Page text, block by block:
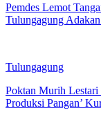
Pemdes Lemot
Tulungagung
Tulungagung
Poktan Murih
Produksi Pangan’